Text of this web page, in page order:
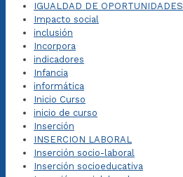
IGUALDAD DE OPORTUNIDADES
Impacto social
inclusión
Incorpora
indicadores
Infancia
informática
Inicio Curso
inicio de curso
Inserción
INSERCION LABORAL
Inserción socio-laboral
Inserción socioeducativa